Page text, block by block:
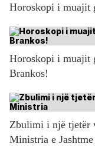
Horoskopi i muajit
Horoskopi i muajit
Brankos!
Zbulimi i një tjetër
Ministria e